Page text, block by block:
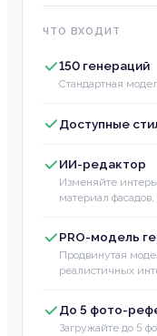
ЧТО ВХОДИТ
150 генераций
Стандартная
Доступные
ИИ-редактор
Изменяйте
материал
PRO-модель
Продвинутая
реалистичных
До 5 фото-
Загружайте до 5